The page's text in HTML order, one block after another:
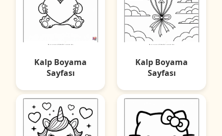
Kalp Boyama
Sayfası
Kalp Boyama
Sayfası